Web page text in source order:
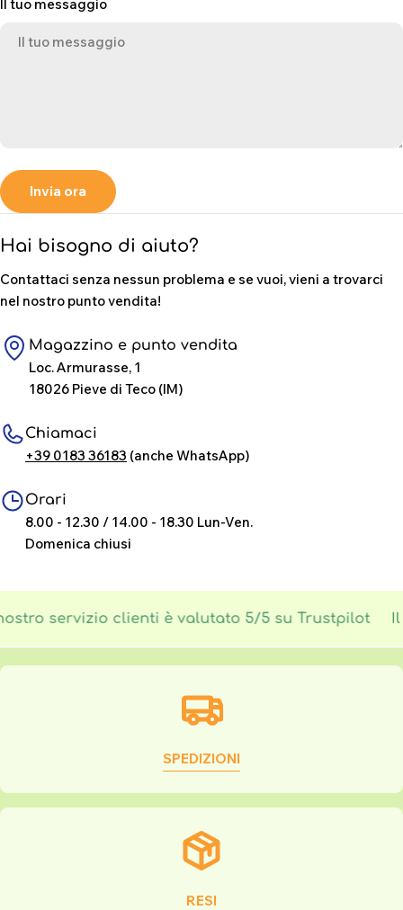
Il tuo messaggio
Invia ora
Hai bisogno di aiuto?
Contattaci senza nessun problema e se vuoi, vieni a trovarci
nel nostro punto vendita!
Magazzino e punto vendita
Loc. Armurasse, 1
18026 Pieve di Teco (IM)
Chiamaci
+39 0183 36183 (anche WhatsApp)
Orari
8.00 - 12.30 / 14.00 - 18.30 Lun-Ven.
Domenica chiusi
servizio clienti è valutato 5/5 su Trustpilot
SPEDIZIONI
RESI